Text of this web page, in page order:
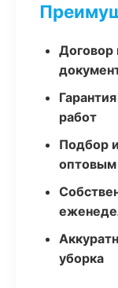
Договор
работ
Подбор
уборка